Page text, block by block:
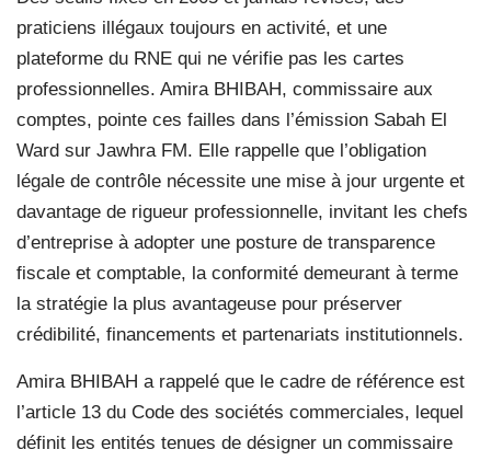
praticiens illégaux toujours en activité, et une
plateforme du RNE qui ne vérifie pas les cartes
professionnelles. Amira BHIBAH, commissaire aux
comptes, pointe ces failles dans l’émission Sabah El
Ward sur Jawhra FM. Elle rappelle que l’obligation
légale de contrôle nécessite une mise à jour urgente et
davantage de rigueur professionnelle, invitant les chefs
d’entreprise à adopter une posture de transparence
fiscale et comptable, la conformité demeurant à terme
la stratégie la plus avantageuse pour préserver
crédibilité, financements et partenariats institutionnels.
Amira BHIBAH a rappelé que le cadre de référence est
l’article 13 du Code des sociétés commerciales, lequel
définit les entités tenues de désigner un commissaire